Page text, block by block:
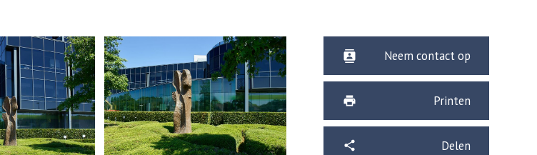
Neem contact op
Printen
Delen